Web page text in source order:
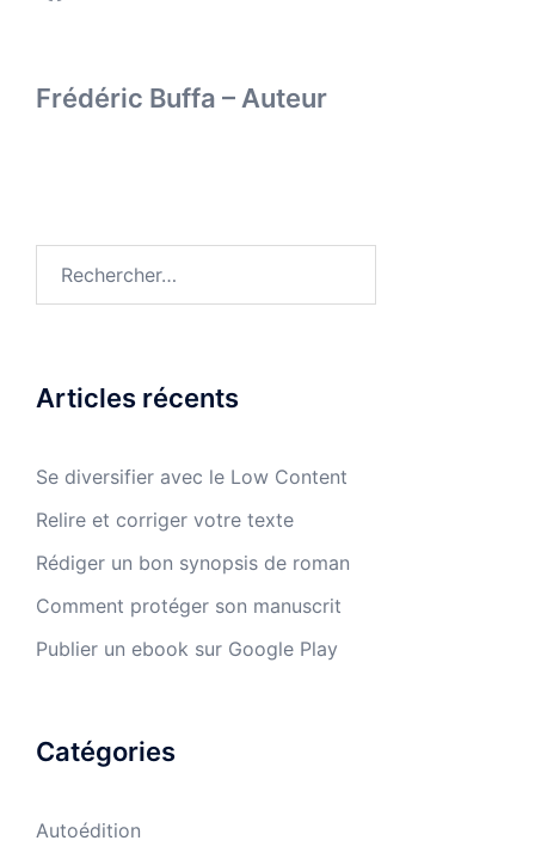
Frédéric Buffa – Auteur
Articles récents
Se diversifier avec le Low Content
Relire et corriger votre texte
Rédiger un bon synopsis de roman
Comment protéger son manuscrit
Publier un ebook sur Google Play
Catégories
Autoédition